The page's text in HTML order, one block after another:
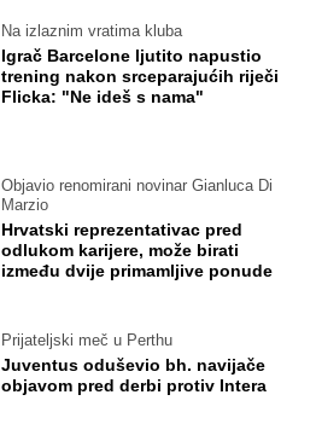
Na izlaznim vratima kluba
Igrač Barcelone ljutito napustio
trening nakon srceparajućih riječi
Flicka: "Ne ideš s nama"
Objavio renomirani novinar Gianluca Di
Marzio
Hrvatski reprezentativac pred
odlukom karijere, može birati
između dvije primamljive ponude
Prijateljski meč u Perthu
Juventus oduševio bh. navijače
objavom pred derbi protiv Intera